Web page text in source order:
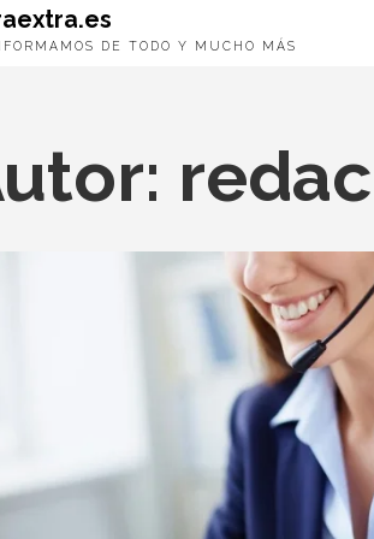
DE TODO Y MUCHO MÁS